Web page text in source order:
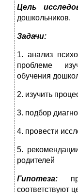
Цель
дошкольников.
Задачи:
1. анализ
проблеме
обучения
2. изучить
3. подбор
4. провести
5.
родителей
Гипотеза:
соответствуют